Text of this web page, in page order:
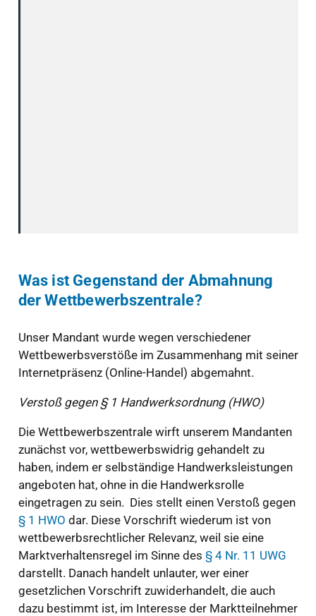
Was ist Gegenstand der Abmahnung
der Wettbewerbszentrale?
Unser Mandant wurde wegen verschiedener
Wettbewerbsverstöße im Zusammenhang mit seiner
Internetpräsenz (Online-Handel) abgemahnt.
Verstoß gegen § 1 Handwerksordnung (HWO)
Die Wettbewerbszentrale wirft unserem Mandanten
zunächst vor, wettbewerbswidrig gehandelt zu
haben, indem er selbständige Handwerksleistungen
angeboten hat, ohne in die Handwerksrolle
eingetragen zu sein. Dies stellt einen Verstoß gegen
§ 1 HWO dar. Diese Vorschrift wiederum ist von
wettbewerbsrechtlicher Relevanz, weil sie eine
Marktverhaltensregel im Sinne des § 4 Nr. 11 UWG
darstellt. Danach handelt unlauter, wer einer
gesetzlichen Vorschrift zuwiderhandelt, die auch
dazu bestimmt ist, im Interesse der Marktteilnehmer